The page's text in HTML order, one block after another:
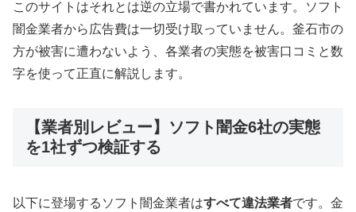
このサイトはそれとは逆の立場で書かれています。ソフト
闇金業者から広告費は一切受け取っていません。釜石市の
方が被害に遭わないよう、各業者の実態を被害口コミと数
字を使って正直に解説します。
【業者別レビュー】ソフト闇金6社の実態
を1社ずつ検証する
以下に登場するソフト闇金業者はすべて違法業者です。金